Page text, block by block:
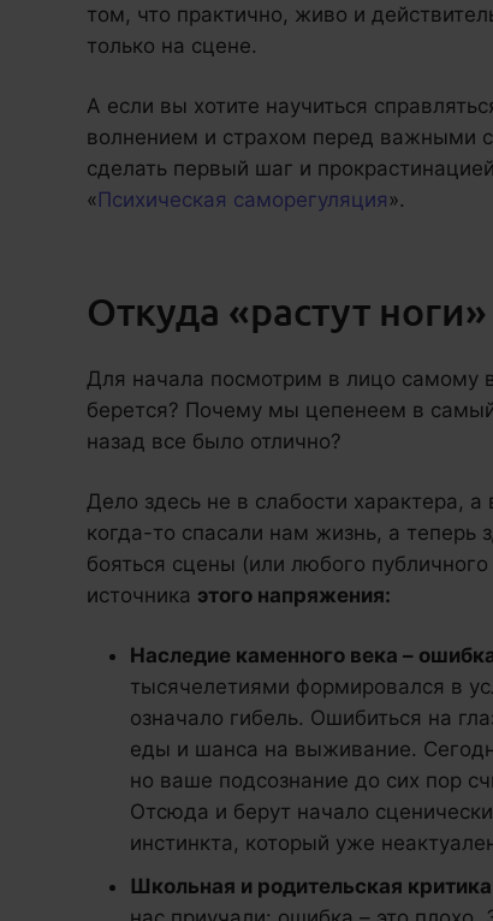
том, что практично, живо и
только на сцене.
А если вы хотите научиться
волнением и страхом перед важными
сделать первый шаг и
«Психическая саморегуляция».
Откуда «растут ноги»
Для начала посмотрим в лицо самому
берется? Почему мы цепенеем в
назад все было отлично?
Дело здесь не в слабости характера,
когда-то спасали нам жизнь, а
бояться сцены (или любого
источника этого напряжения:
Наследие каменного века –
тысячелетиями формировался в
означало гибель. Ошибиться на
еды и шанса на выживание.
но ваше подсознание до сих пор
Отсюда и берут начало
инстинкта, который уже
Школьная и родительская